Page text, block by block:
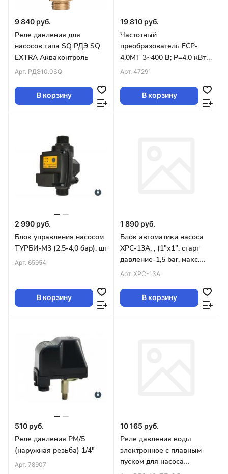
9 840 руб.
Реле давления для
насосов типа SQ РДЭ SQ
EXTRA Акваконтроль
Арт. РДЭ10.0SQ
В корзину
19 810 руб.
Частотный
преобразователь FCP-
4.0MT 3~400 В; P=4,0 кВт,
Imax=9,3 А, в комплекте:
кабель и внешний датчик
давления Unipump
Арт. 47291
В корзину
2 990 руб.
Блок управления насосом
ТУРБИ-М3 (2,5-4,0 бар), шт
Арт. 65954
В корзину
1 890 руб.
Блок автоматики насоса
XPC-13A, , (1"х1", cтарт
давление-1,5 bar, макс.
дав -10 bar) (упак 15шт)
Арт. XPC-13A
В корзину
510 руб.
Реле давления РМ/5
(наружная резьба) 1/4"
Арт. 78907
10 165 руб.
Реле давления воды
электронное с плавным
пуском для насоса